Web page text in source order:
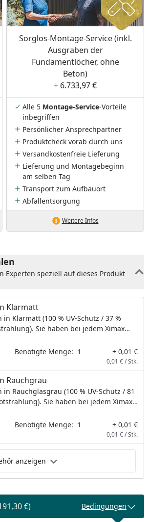
Sorglos-Montage-Service (inkl.
Ausgraben der
Fundamentlöcher, ohne
Beton)
+ 6.733,97 €
Alle 5 Montage-Service-Vorteile
inbegriffen
Persönlicher Ansprechpartner
Produktcheck vorab durch uns
Versandkostenfreie Lieferung
Lieferung und Montagebeginn
am selben Tag
Transport zum Aufbauort
Abfallentsorgung
Weitere Infos
Experten speziell auf dieses Produkt
Klarmatt
Klarmatt (100 % UV-Schutz / 37 %
Sie haben bei jedem Ximax
Dachplatten in Klarmatt oder
Bei diesem Artikel handelt es sich
Produkt, es wird hiermit lediglich die
Benötigte Menge: 1 + 0,01 €
0,01 € / Stk.
Rauchgrau
Rauchglasgrau (100 % UV-Schutz / 81
Sie haben bei jedem Ximax
Dachplatten in Klarmatt oder
Bei diesem Artikel handelt es sich
Produkt, es wird hiermit lediglich die
Benötigte Menge: 1 + 0,01 €
0,01 € / Stk.
anzeigen
€) Bedingungen